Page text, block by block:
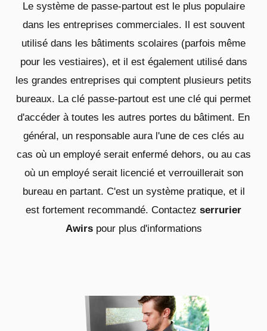
Le système de passe-partout est le plus populaire
dans les entreprises commerciales. Il est souvent
utilisé dans les bâtiments scolaires (parfois même
pour les vestiaires), et il est également utilisé dans
les grandes entreprises qui comptent plusieurs petits
bureaux. La clé passe-partout est une clé qui permet
d'accéder à toutes les autres portes du bâtiment. En
général, un responsable aura l'une de ces clés au
cas où un employé serait enfermé dehors, ou au cas
où un employé serait licencié et verrouillerait son
bureau en partant. C'est un système pratique, et il
est fortement recommandé. Contactez serrurier
Awirspour plus d'informations